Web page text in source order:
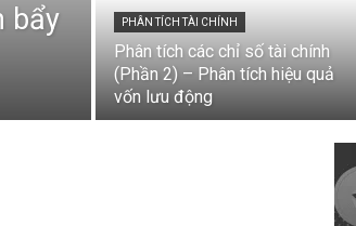
bẩy
PHÂN TÍCH TÀI CHÍNH
Phân tích các chỉ số tài chính
(Phần 2) – Phân tích hiệu quả
vốn lưu động